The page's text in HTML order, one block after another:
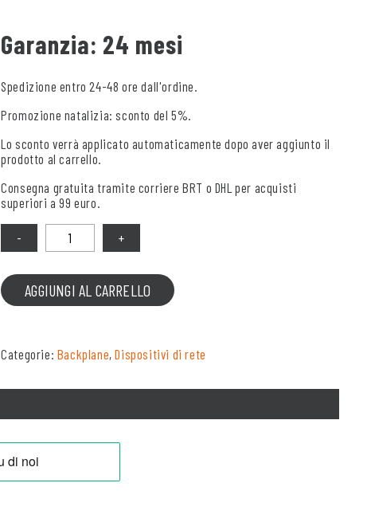
Garanzia: 24 mesi
Spedizione entro 24-48 ore dall'ordine.
Promozione natalizia: sconto del 5%.
Lo sconto verrà applicato automaticamente dopo aver aggiunto il
prodotto al carrello.
Consegna gratuita tramite corriere BRT o DHL per acquisti
superiori a 99 euro.
AGGIUNGI AL CARRELLO
Categorie: Backplane,Dispositivi di rete